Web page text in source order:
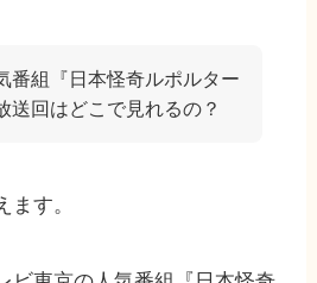
番組『日本怪奇ルポルター
送回はどこで見れるの？
ます。